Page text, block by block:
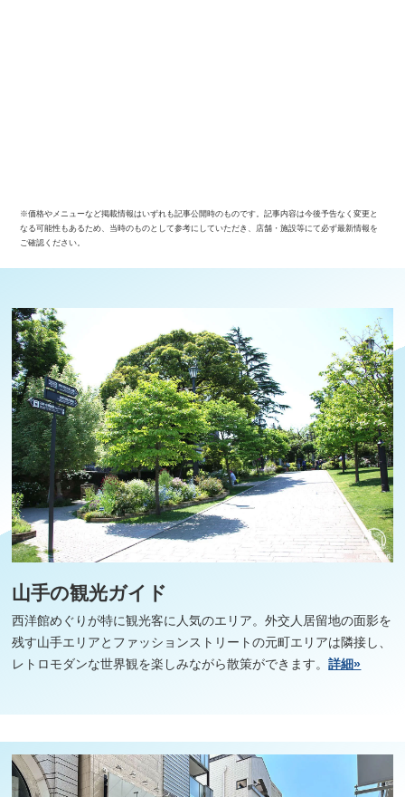
※価格やメニューなど掲載情報はいずれも記事公開時のものです。記事内容は今後予告なく変更と
なる可能性もあるため、当時のものとして参考にしていただき、店舗・施設等にて必ず最新情報を
ご確認ください。
山手の観光ガイド
西洋館めぐりが特に観光客に人気のエリア。外交人居留地の面影を
残す山手エリアとファッションストリートの元町エリアは隣接し、
レトロモダンな世界観を楽しみながら散策ができます。詳細»